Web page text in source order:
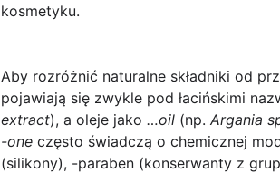
kosmetyku.
Aby rozróżnić naturalne składniki od
pojawiają się zwykle pod łacińskimi
extract), a oleje jako …oil (np. Argania
-one często świadczą o chemicznej
(silikony), -paraben (konserwanty z